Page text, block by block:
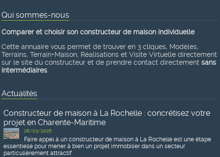
Qui sommes-nous
Comparer et choisir son constructeur de maison individuelle
Cette annuaire vous permet de trouver en 3 cliques, Modèles,
Terrains, Terrain+Maison, Réalisations et Visite Virtuelle directement
sur le site du constructeur et de prendre contact directement sans
intermédiaires
Actualités
Constructeur de maison à La Rochelle : concrétisez votre
projet en Charente-Maritime
26/03/2026
Faire appel à un constructeur de maison à La Rochelle est une étape
essentielle pour mener à bien un projet immobilier dans un secteur
particulièrement attractif.